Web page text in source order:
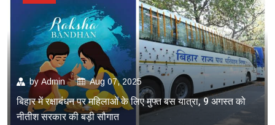
by Admin Aug 07, 2025
बिहार में रक्षाबंधन पर महिलाओं के लिए मुफ्त बस यात्रा, 9 अगस्त को
नीतीश सरकार की बड़ी सौगात